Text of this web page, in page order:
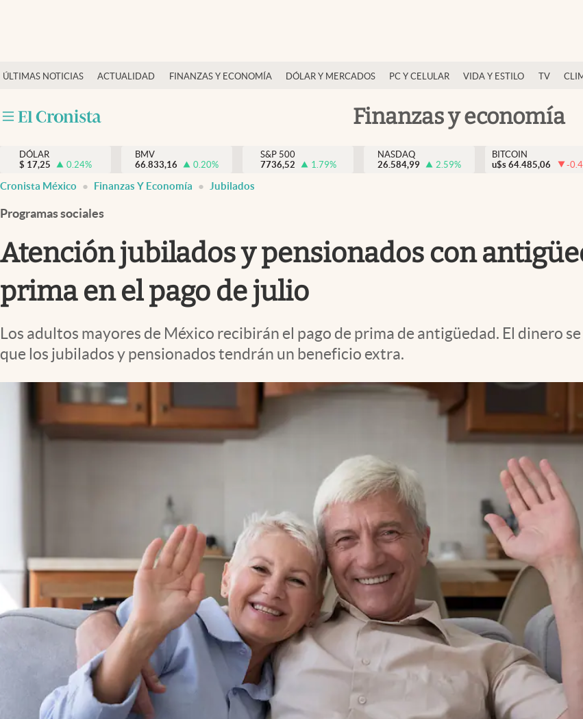
ÚLTIMAS NOTICIAS ACTUALIDAD FINANZAS Y ECONOMÍA DÓLAR Y MERCADOS PC Y CELULAR VIDA Y ESTILO TV
Finanzas y economía
Actualidad
Internacionales
Opinión
Brand Strategy
Vida y estilo
Tv
Espiritualidad
DÓLAR
$ 17,25 0.24%
BMV
66.833,16
0.20%
S&P 500
7736,52
1.79%
NASDAQ
26.584,99
2.59%
BITCOIN
u$s 64.485,06 -
Cronista México Finanzas Y Economía Jubilados
Programas sociales
Atención jubilados y pensionados con
prima en el pago de julio
Los adultos mayores de México recibirán el pago de prima de antigüedad. El dinero
que los jubilados y pensionados tendrán un beneficio extra.